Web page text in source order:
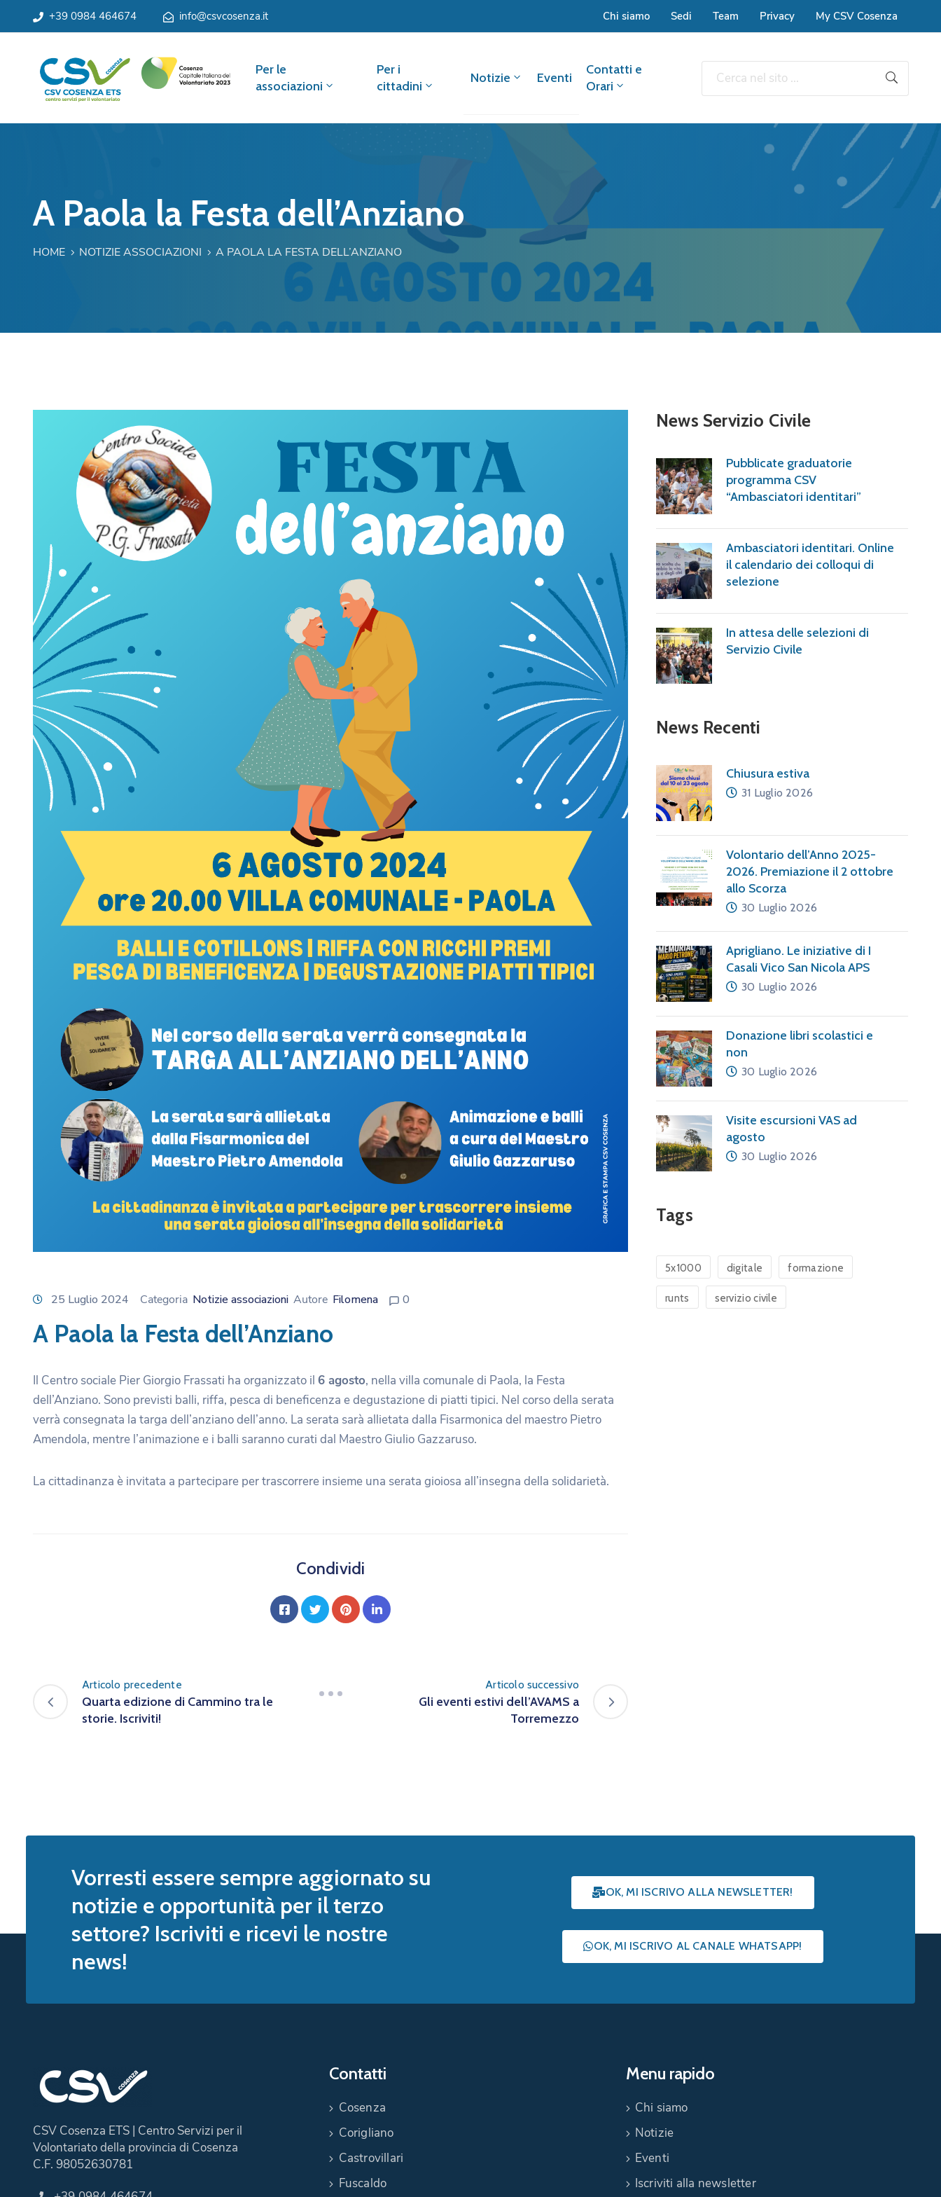
+39 0984 464674 info@csvcosenza.it Chi siamo Sedi Team Privacy My CSV Cosenza
Per le
associazioni
Per i
cittadini
Notizie Eventi
Contatti e
Orari
A Paola la Festa dell’Anziano
HOME NOTIZIE ASSOCIAZIONI A PAOLA LA FESTA DELL’ANZIANO
25 Luglio 2024 Categoria Notizie associazioni Autore Filomena 0
A Paola la Festa dell’Anziano
Il Centro sociale Pier Giorgio Frassati ha organizzato il 6 agosto, nella villa comunale di Paola, la Festa
dell’Anziano. Sono previsti balli, riffa, pesca di beneficenza e degustazione di piatti tipici. Nel corso della serata
verrà consegnata la targa dell’anziano dell’anno. La serata sarà allietata dalla Fisarmonica del maestro Pietro
Amendola, mentre l’animazione e i balli saranno curati dal Maestro Giulio Gazzaruso.
La cittadinanza è invitata a partecipare per trascorrere insieme una serata gioiosa all’insegna della solidarietà.
Condividi
Articolo precedente
Quarta edizione di Cammino tra le
storie. Iscriviti!
Articolo successivo
Gli eventi estivi dell’AVAMS a
Torremezzo
News Servizio Civile
Pubblicate graduatorie
programma CSV
“Ambasciatori identitari”
Ambasciatori identitari. Online
il calendario dei colloqui di
selezione
In attesa delle selezioni di
Servizio Civile
News Recenti
Chiusura estiva
31 Luglio 2026
Volontario dell’Anno 2025-
2026. Premiazione il 2 ottobre
allo Scorza
30 Luglio 2026
Aprigliano. Le iniziative di I
Casali Vico San Nicola APS
30 Luglio 2026
Donazione libri scolastici e
non
30 Luglio 2026
Visite escursioni VAS ad
agosto
30 Luglio 2026
Tags
5x1000 digitale formazione
runts servizio civile
Vorresti essere sempre aggiornato su
notizie e opportunità per il terzo
settore? Iscriviti e ricevi le nostre
news!
OK, MI ISCRIVO ALLA NEWSLETTER!
OK, MI ISCRIVO AL CANALE WHATSAPP!
CSV Cosenza ETS | Centro Servizi per il
Volontariato della provincia di Cosenza
C.F. 98052630781
Contatti
Cosenza
Corigliano
Castrovillari
Fuscaldo
Menu rapido
Chi siamo
Notizie
Eventi
Iscriviti alla newsletter